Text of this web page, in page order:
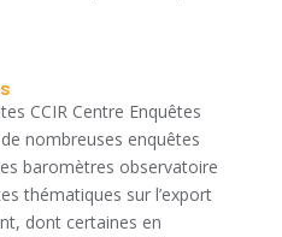
CCIR Centre Enquêtes
nombreuses enquêtes
baromètres observatoire
thématiques sur l’export
dont certaines en